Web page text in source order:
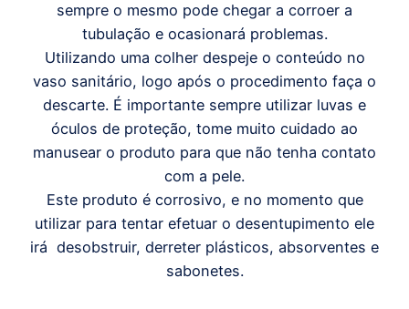
sempre o mesmo pode chegar a corroer a
tubulação e ocasionará problemas.
Utilizando uma colher despeje o conteúdo no
vaso sanitário, logo após o procedimento faça o
descarte. É importante sempre utilizar luvas e
óculos de proteção, tome muito cuidado ao
manusear o produto para que não tenha contato
com a pele.
Este produto é corrosivo, e no momento que
utilizar para tentar efetuar o desentupimento ele
irá desobstruir, derreter plásticos, absorventes e
sabonetes.